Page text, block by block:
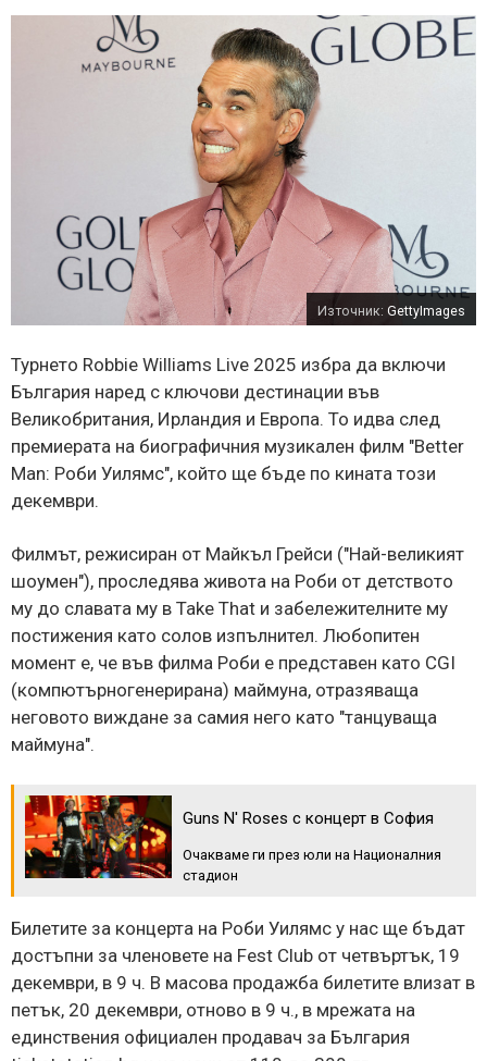
Източник: GettyImages
Турнето Robbie Williams Live 2025 избра да включи
България наред с ключови дестинации във
Великобритания, Ирландия и Европа. То идва след
премиерата на биографичния музикален филм "Better
Man: Роби Уилямс", който ще бъде по кината този
декември.
Филмът, режисиран от Майкъл Грейси ("Най-великият
шоумен"), проследява живота на Роби от детството
му до славата му в Take That и забележителните му
постижения като солов изпълнител. Любопитен
момент е, че във филма Роби е представен като CGI
(компютърногенерирана) маймуна, отразяваща
неговото виждане за самия него като "танцуваща
маймуна".
Guns N' Roses с концерт в София
Очакваме ги през юли на Националния
стадион
Билетите за концерта на Роби Уилямс у нас ще бъдат
достъпни за членовете на Fest Club от четвъртък, 19
декември, в 9 ч. В масова продажба билетите влизат в
петък, 20 декември, отново в 9 ч., в мрежата на
единствения официален продавач за България